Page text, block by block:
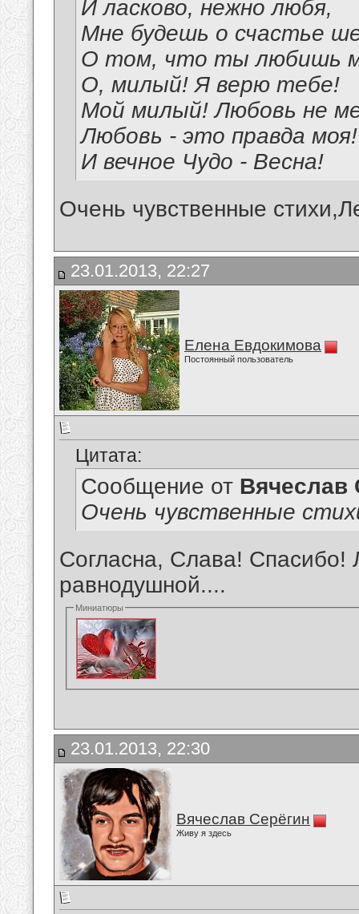
И ласково, нежно любя,
Мне будешь о счастье
О том, что ты любишь
О, милый! Я верю тебе!
Мой милый! Любовь не
Любовь - это правда моя!
И вечное Чудо - Весна!
Очень чувственные
23.01.2013, 22:27
Елена Евдокимова
Постоянный пользователь
Цитата:
Сообщение от Вячеслав
Очень чувственные
Согласна, Слава! Спасибо!
равнодушной....
Миниатюры
23.01.2013, 22:30
Вячеслав Серёгин
Живу я здесь